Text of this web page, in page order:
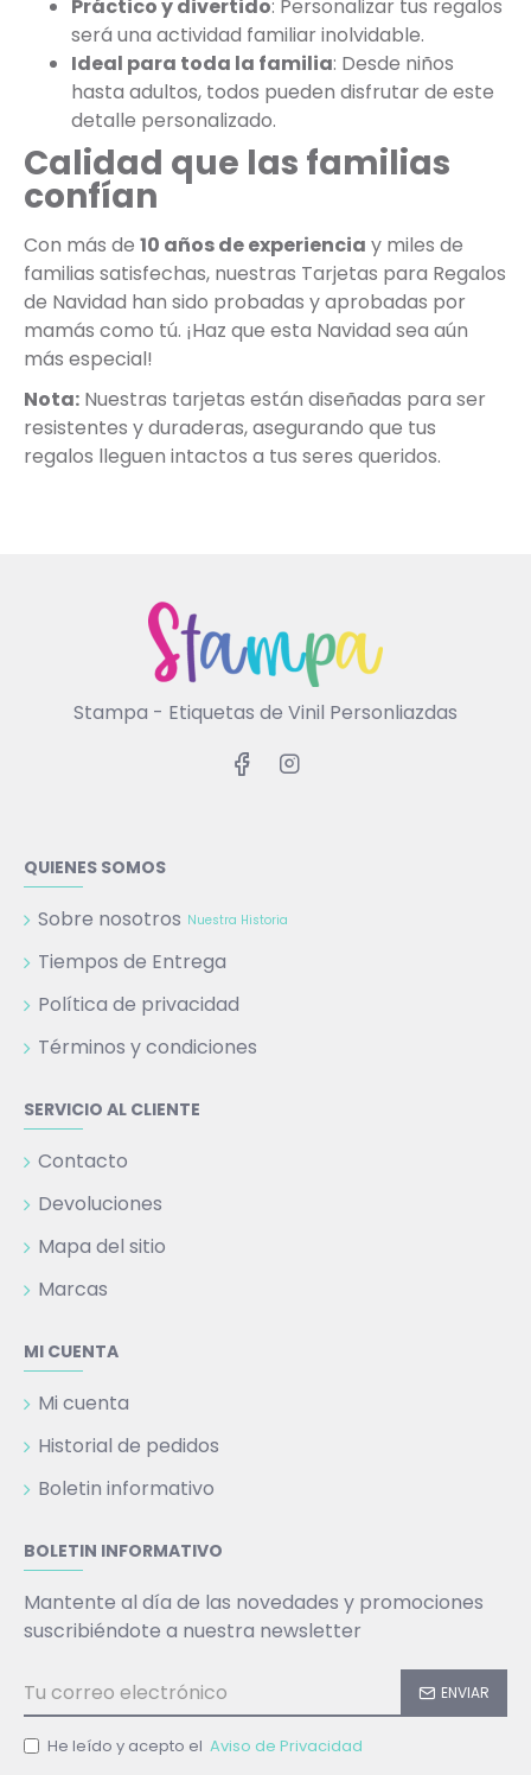
Práctico y divertido: Personalizar tus regalos
será una actividad familiar inolvidable.
Ideal para toda la familia: Desde niños
hasta adultos, todos pueden disfrutar de este
detalle personalizado.
Calidad que las familias
confían
Con más de 10 años de experiencia y miles de
familias satisfechas, nuestras Tarjetas para Regalos
de Navidad han sido probadas y aprobadas por
mamás como tú. ¡Haz que esta Navidad sea aún
más especial!
Nota: Nuestras tarjetas están diseñadas para ser
resistentes y duraderas, asegurando que tus
regalos lleguen intactos a tus seres queridos.
Stampa - Etiquetas de Vinil Personliazdas
QUIENES SOMOS
Sobre nosotros Nuestra Historia
Tiempos de Entrega
Política de privacidad
Términos y condiciones
SERVICIO AL CLIENTE
Contacto
Devoluciones
Mapa del sitio
Marcas
MI CUENTA
Mi cuenta
Historial de pedidos
Boletin informativo
BOLETIN INFORMATIVO
Mantente al día de las novedades y promociones
suscribiéndote a nuestra newsletter
ENVIAR
He leído y acepto el Aviso de Privacidad